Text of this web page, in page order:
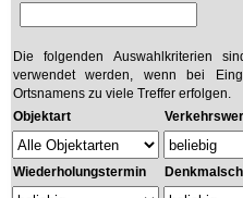
Die folgenden Auswahlkriterien
verwendet werden, wenn bei
Ortsnamens zu viele Treffer erfolgen.
Objektart
Wiederholungstermin